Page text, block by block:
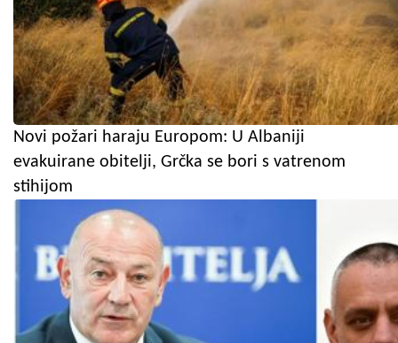
Novi požari haraju Europom: U Albaniji
evakuirane obitelji, Grčka se bori s vatrenom
stihijom